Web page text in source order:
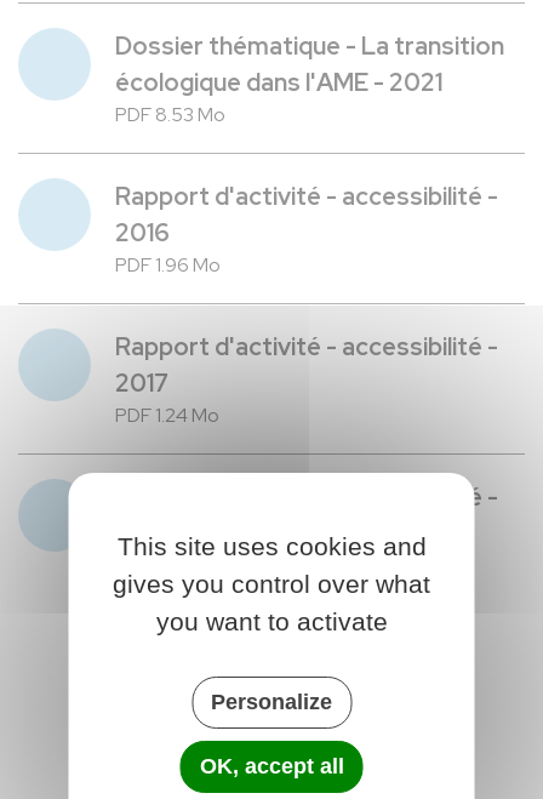
Dossier thématique - La transition
écologique dans l'AME - 2021
PDF 8.53 Mo
Rapport d'activité - accessibilité -
2016
PDF 1.96 Mo
Rapport d'activité - accessibilité -
2017
PDF 1.24 Mo
Rapport d'activité - accessibilité -
2018
This site uses cookies and
gives you control over what
you want to activate
Personalize
OK, accept all